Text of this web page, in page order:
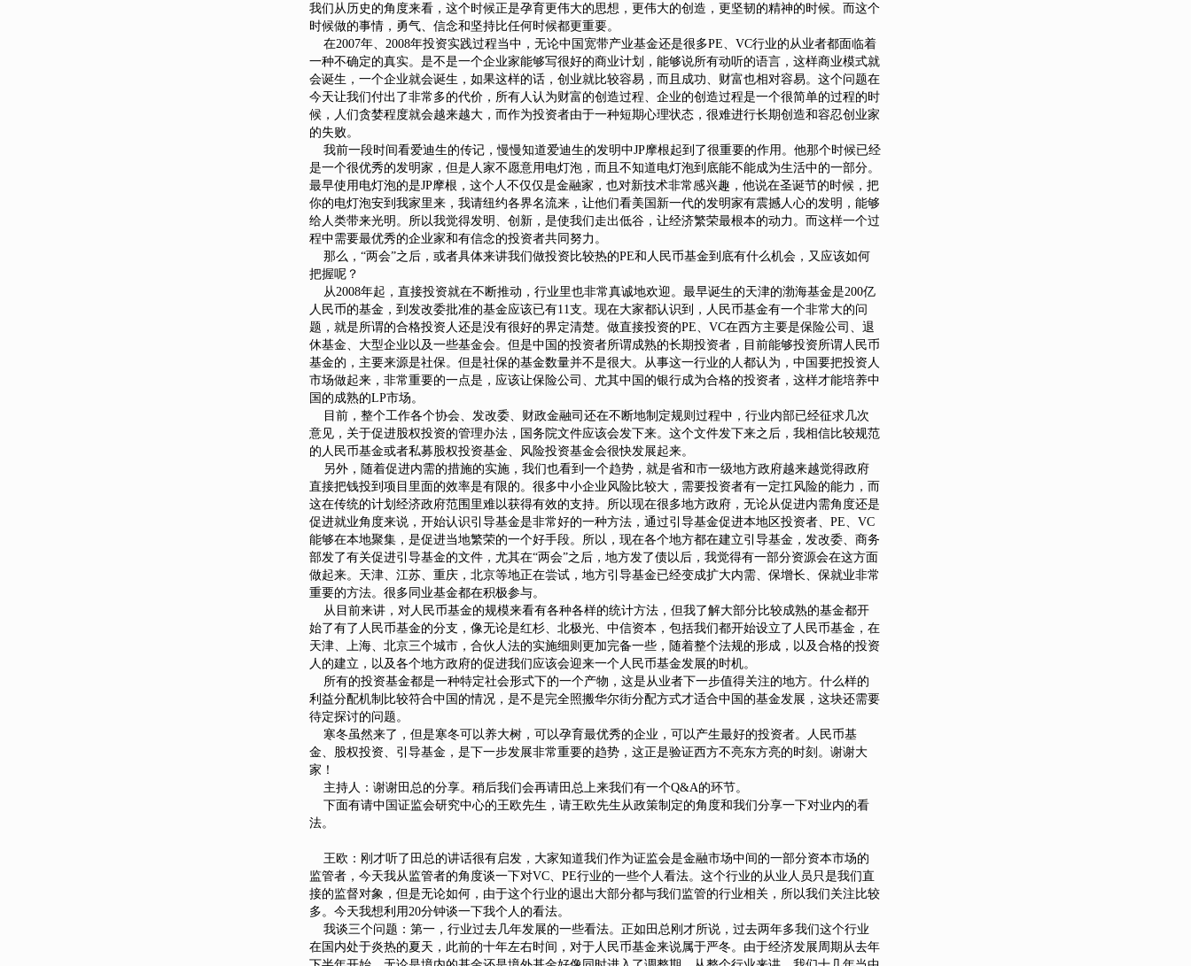
我们从历史的角度来看，这个时候正是孕育更伟大的思想，更伟大的创造，更坚韧的精神的时候。而这个
时候做的事情，勇气、信念和坚持比任何时候都更重要。
在2007年、2008年投资实践过程当中，无论中国宽带产业基金还是很多PE、VC行业的从业者都面临着
一种不确定的真实。是不是一个企业家能够写很好的商业计划，能够说所有动听的语言，这样商业模式就
会诞生，一个企业就会诞生，如果这样的话，创业就比较容易，而且成功、财富也相对容易。这个问题在
今天让我们付出了非常多的代价，所有人认为财富的创造过程、企业的创造过程是一个很简单的过程的时
候，人们贪婪程度就会越来越大，而作为投资者由于一种短期心理状态，很难进行长期创造和容忍创业家
的失败。
我前一段时间看爱迪生的传记，慢慢知道爱迪生的发明中JP摩根起到了很重要的作用。他那个时候已经
是一个很优秀的发明家，但是人家不愿意用电灯泡，而且不知道电灯泡到底能不能成为生活中的一部分。
最早使用电灯泡的是JP摩根，这个人不仅仅是金融家，也对新技术非常感兴趣，他说在圣诞节的时候，把
你的电灯泡安到我家里来，我请纽约各界名流来，让他们看美国新一代的发明家有震撼人心的发明，能够
给人类带来光明。所以我觉得发明、创新，是使我们走出低谷，让经济繁荣最根本的动力。而这样一个过
程中需要最优秀的企业家和有信念的投资者共同努力。
那么，“两会”之后，或者具体来讲我们做投资比较热的PE和人民币基金到底有什么机会，又应该如何
把握呢？
从2008年起，直接投资就在不断推动，行业里也非常真诚地欢迎。最早诞生的天津的渤海基金是200亿
人民币的基金，到发改委批准的基金应该已有11支。现在大家都认识到，人民币基金有一个非常大的问
题，就是所谓的合格投资人还是没有很好的界定清楚。做直接投资的PE、VC在西方主要是保险公司、退
休基金、大型企业以及一些基金会。但是中国的投资者所谓成熟的长期投资者，目前能够投资所谓人民币
基金的，主要来源是社保。但是社保的基金数量并不是很大。从事这一行业的人都认为，中国要把投资人
市场做起来，非常重要的一点是，应该让保险公司、尤其中国的银行成为合格的投资者，这样才能培养中
国的成熟的LP市场。
目前，整个工作各个协会、发改委、财政金融司还在不断地制定规则过程中，行业内部已经征求几次
意见，关于促进股权投资的管理办法，国务院文件应该会发下来。这个文件发下来之后，我相信比较规范
的人民币基金或者私募股权投资基金、风险投资基金会很快发展起来。
另外，随着促进内需的措施的实施，我们也看到一个趋势，就是省和市一级地方政府越来越觉得政府
直接把钱投到项目里面的效率是有限的。很多中小企业风险比较大，需要投资者有一定扛风险的能力，而
这在传统的计划经济政府范围里难以获得有效的支持。所以现在很多地方政府，无论从促进内需角度还是
促进就业角度来说，开始认识引导基金是非常好的一种方法，通过引导基金促进本地区投资者、PE、VC
能够在本地聚集，是促进当地繁荣的一个好手段。所以，现在各个地方都在建立引导基金，发改委、商务
部发了有关促进引导基金的文件，尤其在“两会”之后，地方发了债以后，我觉得有一部分资源会在这方面
做起来。天津、江苏、重庆，北京等地正在尝试，地方引导基金已经变成扩大内需、保增长、保就业非常
重要的方法。很多同业基金都在积极参与。
从目前来讲，对人民币基金的规模来看有各种各样的统计方法，但我了解大部分比较成熟的基金都开
始了有了人民币基金的分支，像无论是红杉、北极光、中信资本，包括我们都开始设立了人民币基金，在
天津、上海、北京三个城市，合伙人法的实施细则更加完备一些，随着整个法规的形成，以及合格的投资
人的建立，以及各个地方政府的促进我们应该会迎来一个人民币基金发展的时机。
所有的投资基金都是一种特定社会形式下的一个产物，这是从业者下一步值得关注的地方。什么样的
利益分配机制比较符合中国的情况，是不是完全照搬华尔街分配方式才适合中国的基金发展，这块还需要
待定探讨的问题。
寒冬虽然来了，但是寒冬可以养大树，可以孕育最优秀的企业，可以产生最好的投资者。人民币基
金、股权投资、引导基金，是下一步发展非常重要的趋势，这正是验证西方不亮东方亮的时刻。谢谢大
家！
主持人：谢谢田总的分享。稍后我们会再请田总上来我们有一个Q&A的环节。
下面有请中国证监会研究中心的王欧先生，请王欧先生从政策制定的角度和我们分享一下对业内的看
法。
王欧：刚才听了田总的讲话很有启发，大家知道我们作为证监会是金融市场中间的一部分资本市场的
监管者，今天我从监管者的角度谈一下对VC、PE行业的一些个人看法。这个行业的从业人员只是我们直
接的监督对象，但是无论如何，由于这个行业的退出大部分都与我们监管的行业相关，所以我们关注比较
多。今天我想利用20分钟谈一下我个人的看法。
我谈三个问题：第一，行业过去几年发展的一些看法。正如田总刚才所说，过去两年多我们这个行业
在国内处于炎热的夏天，此前的十年左右时间，对于人民币基金来说属于严冬。由于经济发展周期从去年